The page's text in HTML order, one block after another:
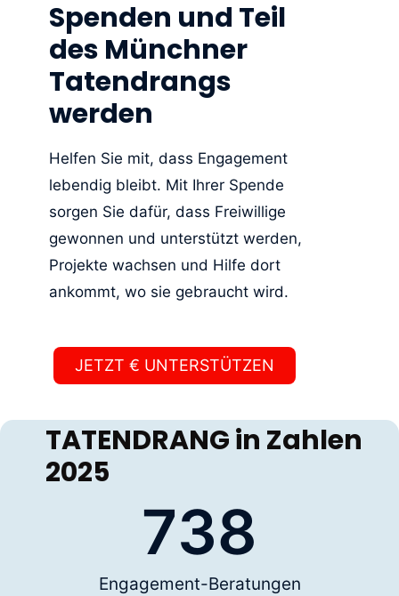
Spenden und Teil
des Münchner
Tatendrangs
werden
Helfen Sie mit, dass Engagement
lebendig bleibt. Mit Ihrer Spende
sorgen Sie dafür, dass Freiwillige
gewonnen und unterstützt werden,
Projekte wachsen und Hilfe dort
ankommt, wo sie gebraucht wird.
JETZT € UNTERSTÜTZEN
TATENDRANG in Zahlen
2025
Engagement-Beratungen
738